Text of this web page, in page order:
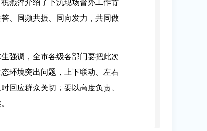
燕萍介绍了下沉现场督办工作背
、同频共振、同向发力，共同做
强调，全市各级各部门要把此次
环境突出问题，上下联动、左右
回应群众关切；要以高度负责、